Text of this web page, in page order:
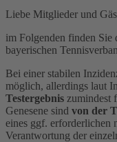
Liebe Mitglieder und
im Folgenden finden Sie
bayerischen
Bei einer stabilen
möglich, allerdings laut
Testergebnis zumindest
Genesene sind von der
eines ggf. erforderlichen
Verantwortung der